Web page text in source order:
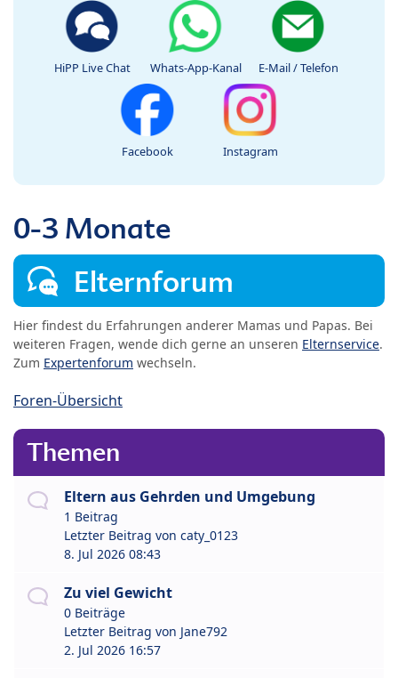
HiPP Live Chat Whats-App-Kanal E-Mail / Telefon
Facebook Instagram
0-3 Monate
Elternforum
Hier findest du Erfahrungen anderer Mamas und Papas. Bei
weiteren Fragen, wende dich gerne an unseren Elternservice.
Zum Expertenforum wechseln.
Foren-Übersicht
Themen
Eltern aus Gehrden und Umgebung
1 Beitrag
Letzter Beitrag von caty_0123
8. Jul 2026 08:43
Zu viel Gewicht
0 Beiträge
Letzter Beitrag von Jane792
2. Jul 2026 16:57